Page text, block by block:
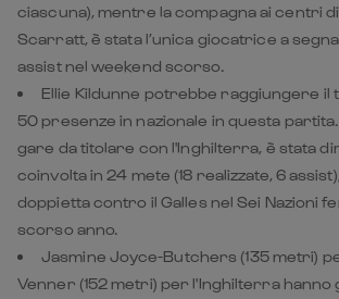
ciascuna), mentre la compagna ai centri
Scarratt, è stata l’unica giocatrice a
assist nel weekend scorso.
Ellie Kildunne potrebbe raggiungere il
50 presenze in nazionale in questa partita.
gare da titolare con l'Inghilterra, è stata
coinvolta in 24 mete (18 realizzate, 6
doppietta contro il Galles nel Sei Nazioni
scorso anno.
Jasmine Joyce-Butchers (135 metri)
Venner (152 metri) per l'Inghilterra hanno